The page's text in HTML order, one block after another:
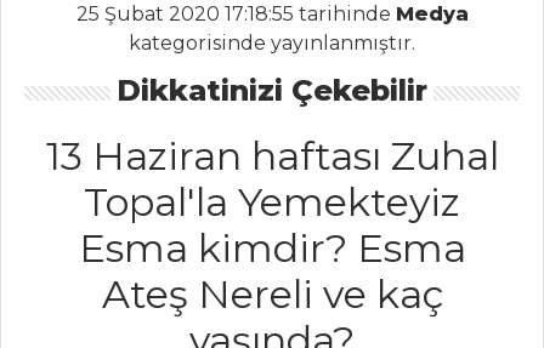
Mahsülleri
Ve Pazı Yaprağına
Folyoda Levrek
Buğulama
Balık Yemekleri
Tüm Tarifleri
25 Şubat 2020 17:18:55 tarihinde Medya
kategorisinde yayınlanmıştır.
Dikkatinizi Çekebilir
13 Haziran haftası Zuhal
Topal'la Yemekteyiz
Esma kimdir? Esma
Ateş Nereli ve kaç